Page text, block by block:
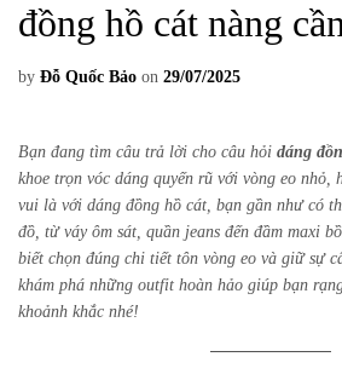
đồng hồ cát nàng
by Đỗ Quốc Bảo on 29/07/2025
Bạn đang tìm câu trả lời cho câu hỏi dáng
khoe trọn vóc dáng quyến rũ với vòng eo nhỏ,
vui là với dáng đồng hồ cát, bạn gần như có
đồ, từ váy ôm sát, quần jeans đến đầm maxi
biết chọn đúng chi tiết tôn vòng eo và giữ sự
khám phá những outfit hoàn hảo giúp bạn
khoảnh khắc nhé!